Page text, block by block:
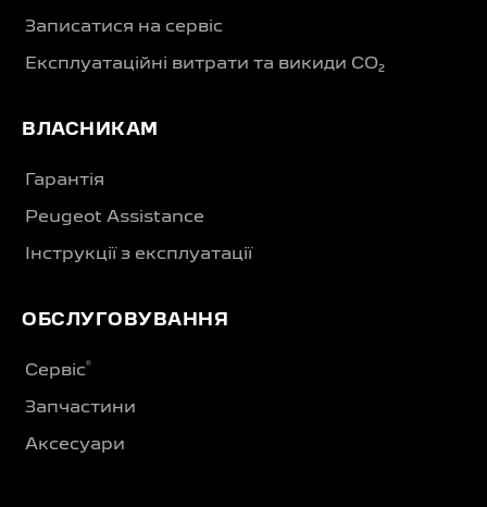
Записатися на сервіс
Експлуатаційні витрати та викиди CO₂
ВЛАСНИКАМ
Гарантія
Peugeot Assistance
Інструкції з експлуатації
ОБСЛУГОВУВАННЯ
Сервіс®
Запчастини
Аксесуари